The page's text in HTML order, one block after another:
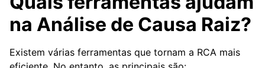
na Análise de Causa Raiz?
Existem várias ferramentas que tornam a RCA mais